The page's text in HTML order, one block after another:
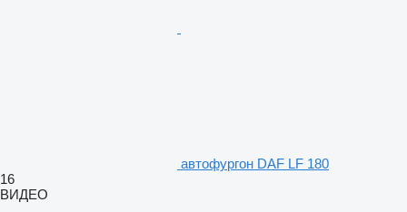
автофургон DAF LF 180
16
ВИДЕО